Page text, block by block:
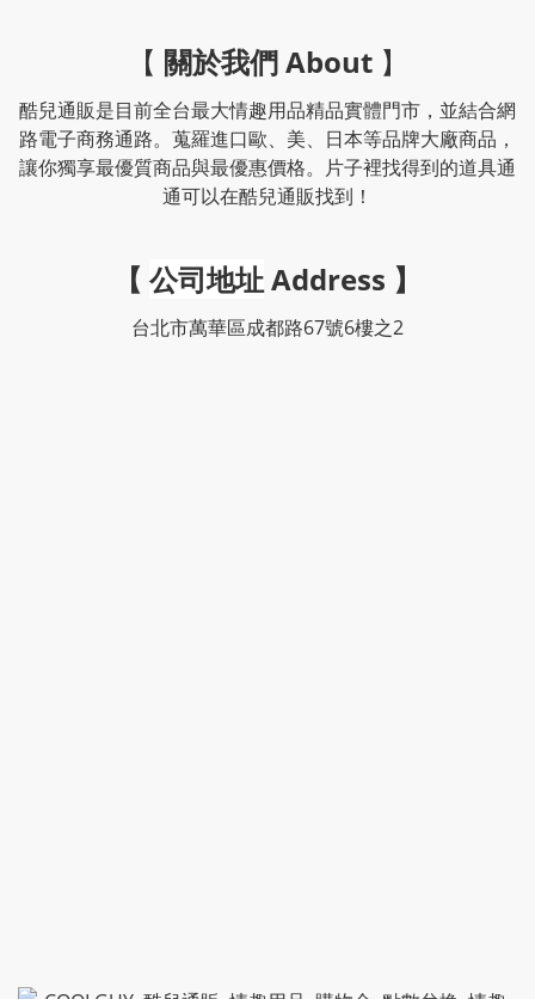
【 關於我們 About 】
酷兒通販是目前全台最大情趣用品精品實體門市，並結合網
路電子商務通路。蒐羅進口歐、美、日本等品牌大廠商品，
讓你獨享最優質商品與最優惠價格。片子裡找得到的道具通
通可以在酷兒通販找到！
【 公司地址Address 】
台北市萬華區成都路67號6樓之2